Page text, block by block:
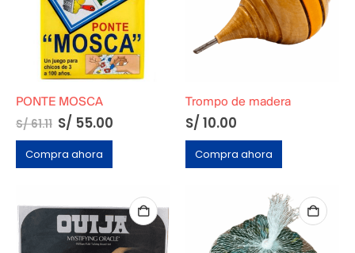
PONTE MOSCA
S/61.11 S/ 55.00
Compra ahora
Trompo de madera
S/ 10.00
Compra ahora